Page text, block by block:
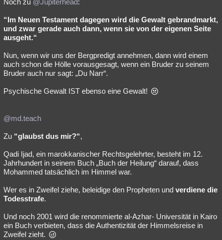
Noch zu @Jupiterhead:
“Im Neuen Testament dagegen wird die Gewalt gebrandmarkt,
und zwar gerade auch dann, wenn sie von der eigenen Seite
ausgeht.“
Nun, wenn wir uns der Bergpredigt annehmen, dann wird einem
auch schon die Hölle vorausgesagt, wenn ein Bruder zu seinem
Bruder auch nur sagt: „Du Narr“.
Psychische Gewalt IST ebenso eine Gewalt!
@md.teach
Zu “glaubst dus mir?“,
Qadi Ijad, ein marokkanischer Rechtsgelehrter, besteht im 12.
Jahrhundert in seinem Buch „Buch der Heilung“ darauf, dass
Mohammed tatsächlich im Himmel war.
Wer es in Zweifel ziehe, beleidige den Propheten und verdiene die
Todesstrafe.
Und noch 2001 wird die renommierte al-Azhar- Universität in Kairo
ein Buch verbieten, dass die Authentizität der Himmelsreise in
Zweifel zieht.